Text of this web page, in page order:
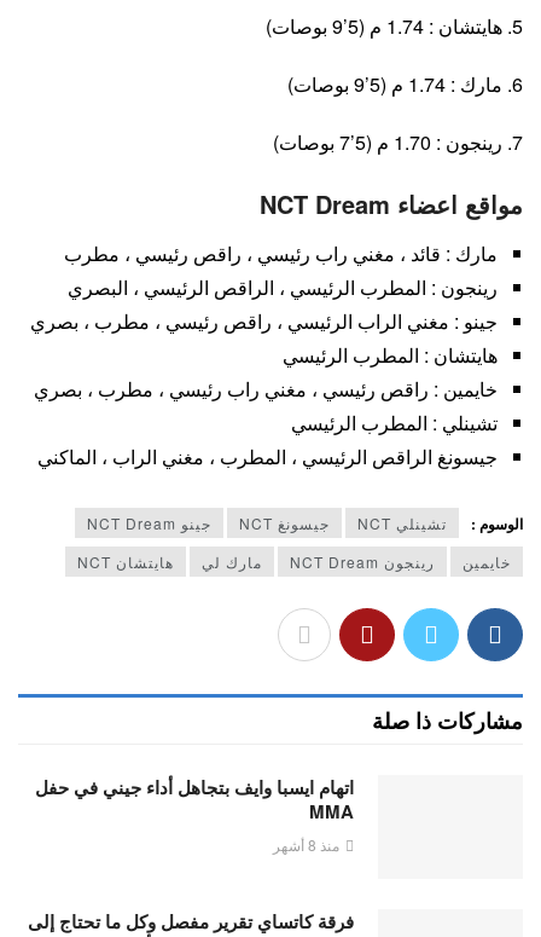
5. هايتشان : 1.74 م (5’9 بوصات)
6. مارك : 1.74 م (5’9 بوصات)
7. رينجون : 1.70 م (5’7 بوصات)
مواقع اعضاء NCT Dream
مارك : قائد ، مغني راب رئيسي ، راقص رئيسي ، مطرب
رينجون : المطرب الرئيسي ، الراقص الرئيسي ، البصري
جينو : مغني الراب الرئيسي ، راقص رئيسي ، مطرب ، بصري
هايتشان : المطرب الرئيسي
خايمين : راقص رئيسي ، مغني راب رئيسي ، مطرب ، بصري
تشينلي : المطرب الرئيسي
جيسونغ الراقص الرئيسي ، المطرب ، مغني الراب ، الماكني
الوسوم : تشينلي NCT جيسونغ NCT
جينو NCT Dream
خايمين
رينجون NCT Dream مارك لي هايتشان NCT
مشاركات ذا صلة
اتهام ايسبا وايف بتجاهل أداء جيني في حفل
MMA
منذ 8 أشهر
فرقة كاتساي تقرير مفصل وكل ما تحتاج إلى